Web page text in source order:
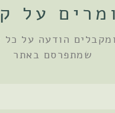
על
הודעה על כל
שמתפרסם באתר